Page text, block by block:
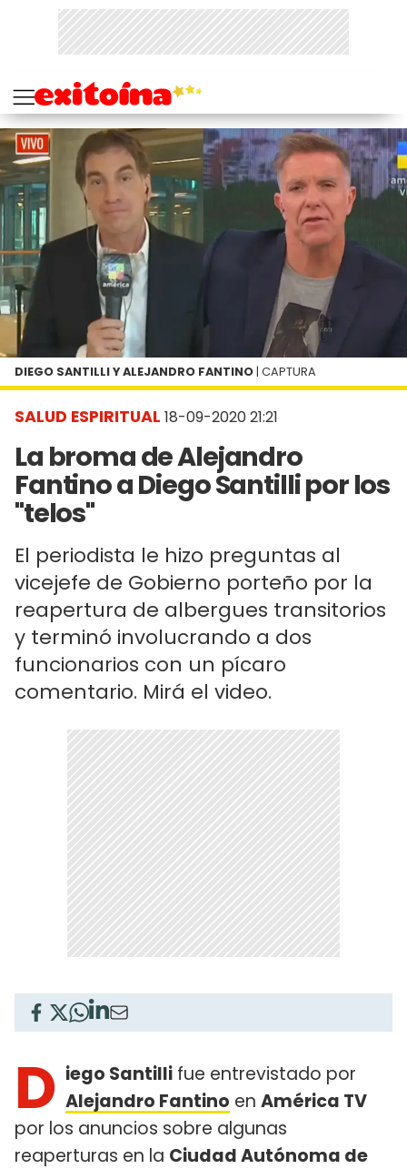
SALUD ESPIRITUAL 18-09-2020 21:21
La broma de Alejandro
Fantino a Diego Santilli por los
"telos"
El periodista le hizo preguntas al
vicejefe de Gobierno porteño por la
reapertura de albergues transitorios
y terminó involucrando a dos
funcionarios con un pícaro
comentario. Mirá el video.
DIEGO SANTILLI Y ALEJANDRO FANTINO | CAPTURA
D iego Santilli fue entrevistado por
Alejandro Fantino en América TV
por los anuncios sobre algunas
reaperturas en la Ciudad Autónoma de